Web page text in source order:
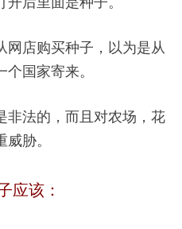
网店购买种子，以为是从
国家寄来。
非法的，而且对农场，花
胁。
应该：